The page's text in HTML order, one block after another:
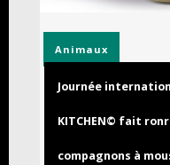
Animaux
Journée
KITCHEN© fait
compagnons à